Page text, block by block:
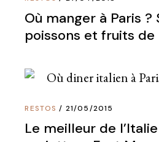
Où manger à Paris ?
poissons et fruits
RESTOS 21/05/2015
Le meilleur de